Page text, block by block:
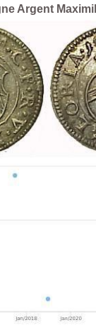
Argent